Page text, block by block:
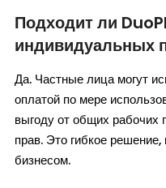
Подходит ли
индивидуальных
Да. Частные лица могут
оплатой по мере
выгоду от общих рабочих
прав. Это гибкое
бизнесом.